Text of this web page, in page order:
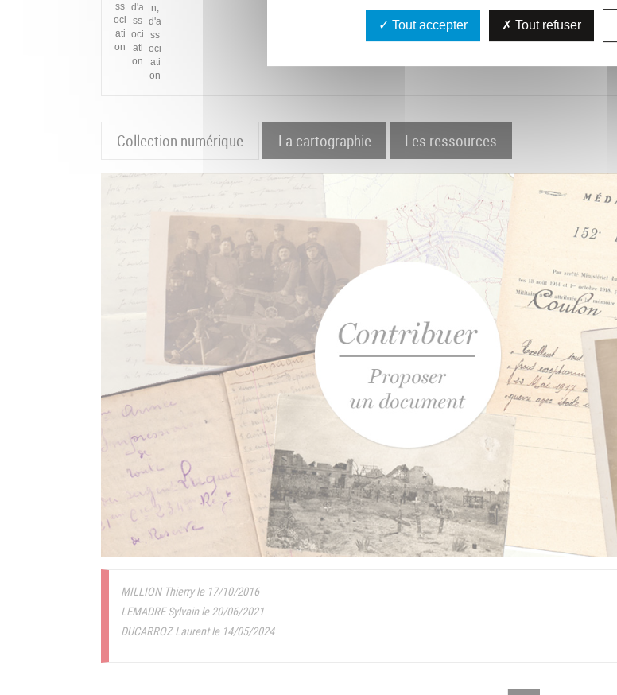
Collection numérique La cartographie Les ressources
MILLION Thierry le 17/10/2016
LEMADRE Sylvain le 20/06/2021
DUCARROZ Laurent le 14/05/2024
Tout accepter Tout refuser